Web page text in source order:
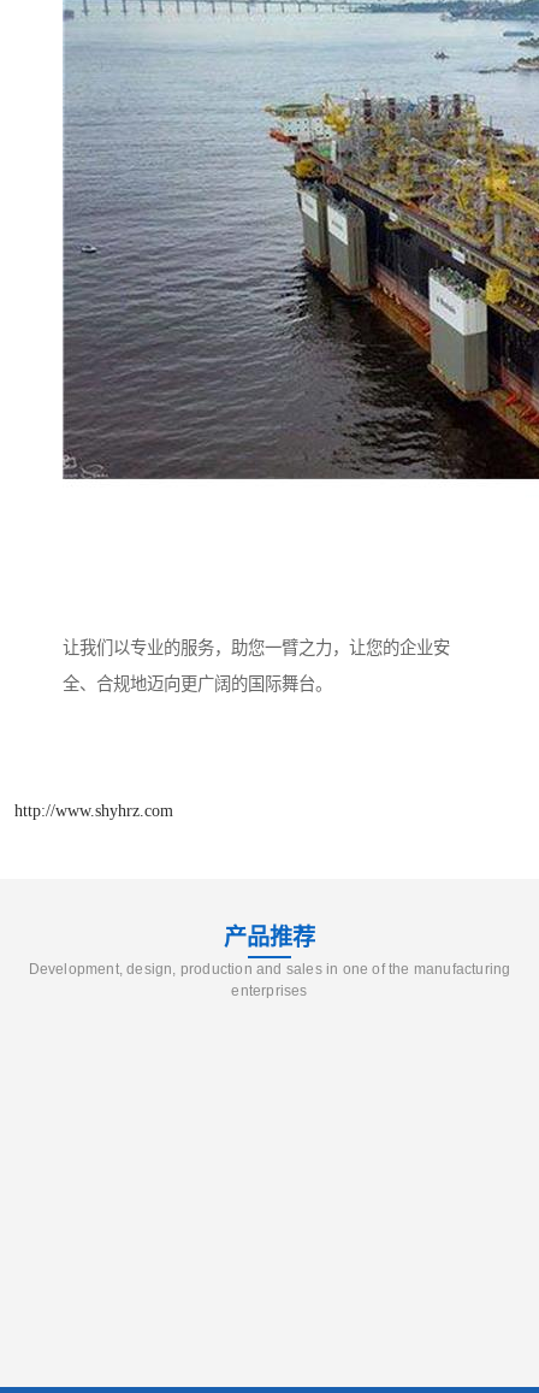
让我们以专业的服务，助您一臂之力，让您的企业安
全、合规地迈向更广阔的国际舞台。
http://www.shyhrz.com
产品推荐
Development, design, production and sales in one of the manufacturing
enterprises